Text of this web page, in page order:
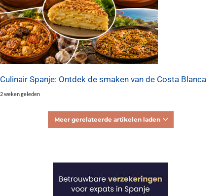
Culinair Spanje: Ontdek de smaken van de Costa Blanca
2 weken geleden
Meer gerelateerde artikelen laden